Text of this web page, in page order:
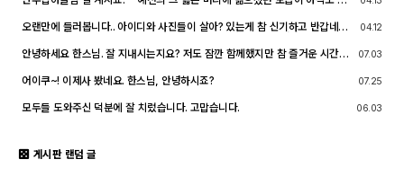
호회 활동의 추억을 남길 겸 가능한 계속 홈페이지를 유지할 예정입니다. 생각
나실 때 종종 방문해 주세요.^^
오랜만에 들러봅니다.. 아이디와 사진들이 살아? 있는게 참 신기하고 반갑네요
이제 제가 그 나이가 되버렸습니다^^..
04.12
안녕하세요 한스님. 잘 지내시는지요? 저도 잠깐 함께했지만 참 즐거운 시간이
07.03
어이쿠~! 이제사 봤네요. 한스님, 안녕하시죠? 07.25
모두들 도와주신 덕분에 잘 치렀습니다. 고맙습니다. 06.03
게시판 랜덤 글